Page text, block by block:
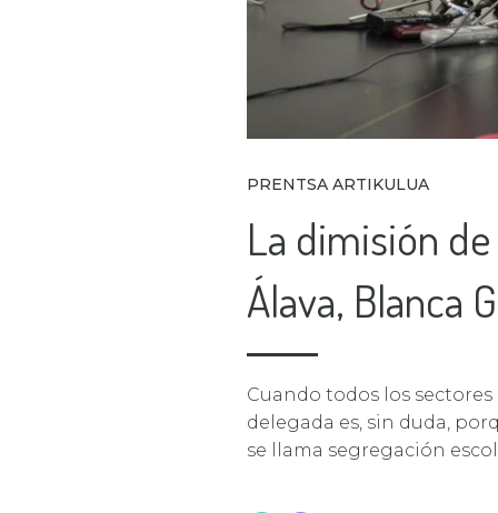
PRENTSA ARTIKULUA
La dimisión
Álava, Blanca
Cuando todos los
delegada es, sin duda,
se llama segregación